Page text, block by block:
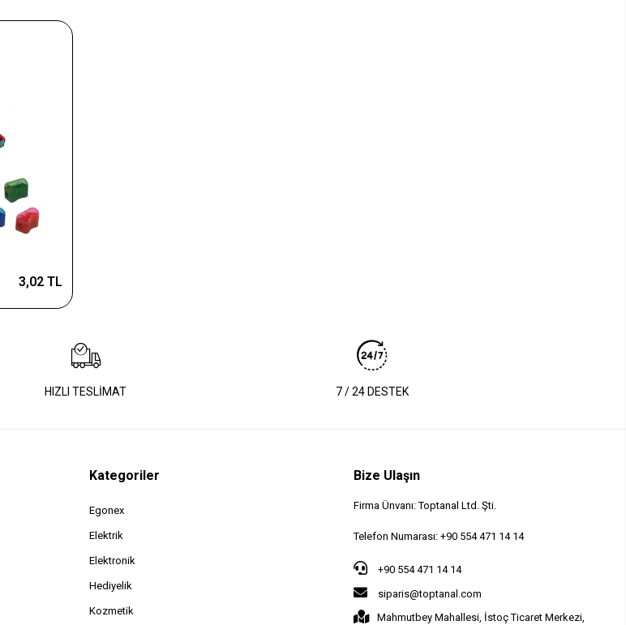
3,02 TL
HIZLI TESLİMAT 7 / 24 DESTEK
Kategoriler
Egonex
Elektrik
Elektronik
Hediyelik
Kozmetik
Bize Ulaşın
Firma Ünvanı: Toptanal Ltd. Şti.
Telefon Numarası: +90 554 471 14 14
+90 554 471 14 14
siparis@toptanal.com
Mahmutbey Mahallesi, İstoç Ticaret Merkezi,